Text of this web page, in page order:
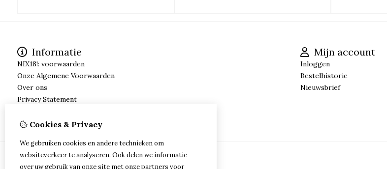
Informatie
NIX18!: voorwaarden
Onze Algemene Voorwaarden
Over ons
Privacy Statement
Mijn account
Inloggen
Bestelhistorie
Nieuwsbrief
Cookies & Privacy
We gebruiken cookies en andere technieken om
websiteverkeer te analyseren. Ook delen we informatie
over uw gebruik van onze site met onze partners voor